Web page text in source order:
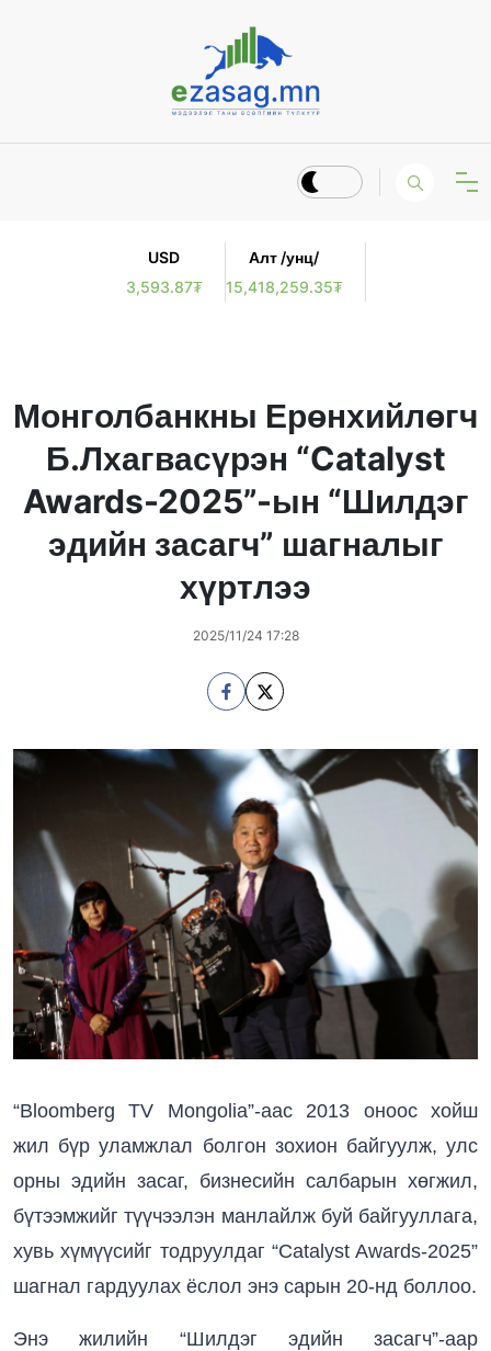
USD
3,593.87₮
Алт /унц/
15,418,259.35₮
Монголбанкны Ерөнхийлөгч
Б.Лхагвасүрэн “Catalyst
Awards-2025”-ын “Шилдэг
эдийн засагч” шагналыг
хүртлээ
2025/11/24 17:28
“Bloomberg TV Mongolia”-аас 2013 оноос хойш
жил бүр уламжлал болгон зохион байгуулж, улс
орны эдийн засаг, бизнесийн салбарын хөгжил,
бүтээмжийг түүчээлэн манлайлж буй байгууллага,
хувь хүмүүсийг тодруулдаг “Catalyst Awards-2025”
шагнал гардуулах ёслол энэ сарын 20-нд боллоо.
Энэ жилийн “Шилдэг эдийн засагч”-аар